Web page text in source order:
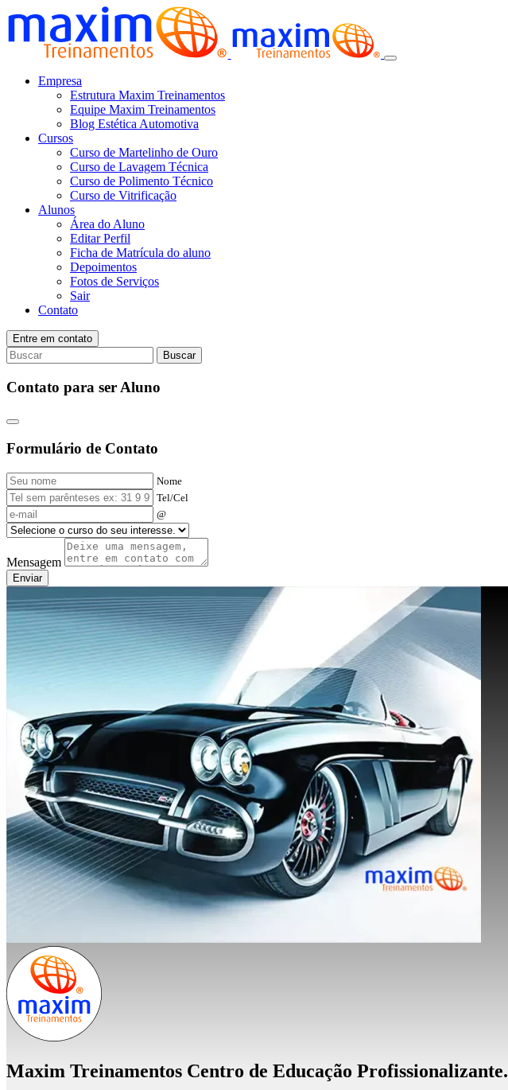
Empresa
Estrutura Maxim Treinamentos
Equipe Maxim Treinamentos
Blog Estética Automotiva
Cursos
Curso de Martelinho de Ouro
Curso de Lavagem Técnica
Curso de Polimento Técnico
Curso de Vitrificação
Alunos
Área do Aluno
Editar Perfil
Ficha de Matrícula do aluno
Depoimentos
Fotos de Serviços
Sair
Contato
Entre em contato
Buscar
Contato para ser Aluno
Formulário de Contato
Nome
Tel/Cel
@
Mensagem
Enviar
Maxim Treinamentos Centro de Educação Profissionalizante.